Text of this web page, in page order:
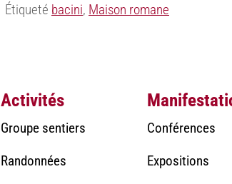
Étiqueté bacini, Maison romane
Activités
Groupe sentiers
Randonnées
Conférences
Expositions